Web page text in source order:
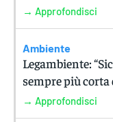
→ Approfondisci
Ambiente
Legambiente:
sempre più
→ Approfondisci